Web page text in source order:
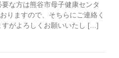
な方は熊谷市母子健康センタ
りますので、そちらにご連絡く
すがよろしくお願いいたし […]